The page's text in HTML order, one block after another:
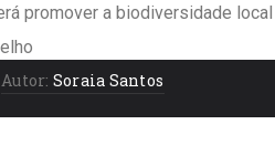
promover a biodiversidade
Autor: Soraia Santos